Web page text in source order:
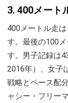
3. 400メート
400メートル走
す。最後の100
す。男子記録は
2016年）、女子
戦略とペース配
ャシー・フリー